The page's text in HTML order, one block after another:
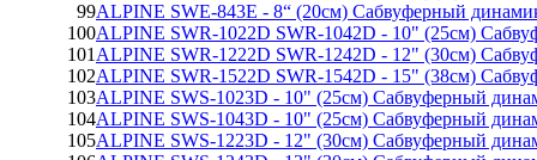
99ALPINE SWE-843E - 8“ (20см) Сабвуферный
100ALPINE SWR-1022D SWR-1042D - 10" (25см)
101 ALPINE SWR-1222D SWR-1242D - 12" (30см)
102ALPINE SWR-1522D SWR-1542D - 15" (38см)
103ALPINE SWS-1023D - 10" (25см) Сабвуферный
104ALPINE SWS-1043D - 10" (25см) Сабвуферный
105ALPINE SWS-1223D - 12" (30см) Сабвуферный